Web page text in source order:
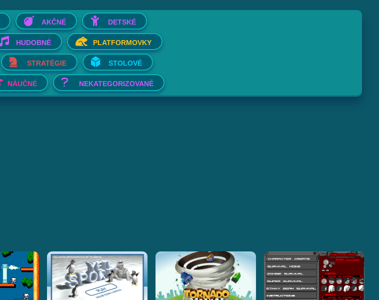
AKČNÉ DETSKÉ
HUDOBNÉ PLATFORMOVKY
STRATÉGIE STOLOVÉ
NÁUČNÉ NEKATEGORIZOVANÉ